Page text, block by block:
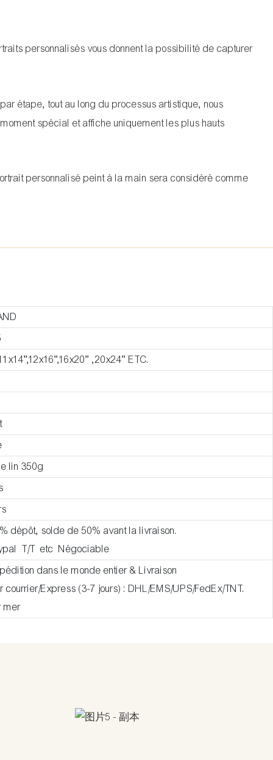
personnalisés vous donnent la possibilité de capturer
étape, tout au long du processus artistique, nous
spécial et affiche uniquement les plus hauts
personnalisé peint à la main sera considéré comme
,20x24” ETC.
lin 350g
dépôt, solde de 50% avant la livraison.
T/T etc Négociable
dans le monde entier & Livraison
courrier/Express (3-7 jours) : DHL/EMS/UPS/FedEx/TNT.
mer